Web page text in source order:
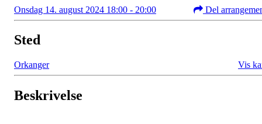
Onsdag 14. august 2024 18:00 - 20:00 Del
Sted
Orkanger Vis
Beskrivelse